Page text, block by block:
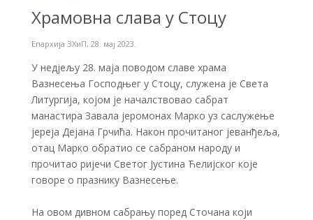
Храмовна слава у Стоцу
Епархија ЗХиП, 28. мај 2023.
У недјељу 28. маја поводом славе храма
Вазнесења Господњег у Стоцу, служена је Света
Литургија, којом је началствовао сабрат
манастира Завала јеромонах Марко уз саслужење
јереја Дејана Грчића. Након прочитаног јеванђеља,
отац Марко обратио се сабраном народу и
прочитао ријечи Светог Јустина Ћелијског које
говоре о празнику Вазнесење.
На овом дивном сабрању поред Сточана који